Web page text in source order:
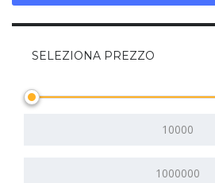
SELEZIONA PREZZO